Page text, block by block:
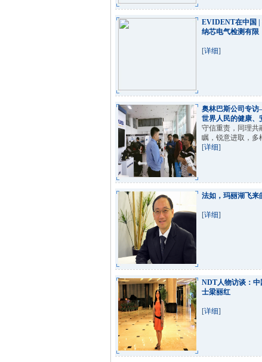
EVIDENT在中国 |
纳芯电气检测有限
[详细]
奥林巴斯公司专
世界人民的健康、
守信重责，同理共
瞩，锐意进取，多
[详细]
法如，玛丽湖飞来
[详细]
NDT人物访谈：
士梁丽红
[详细]